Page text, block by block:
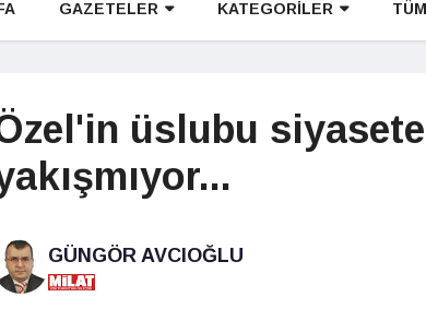
GAZETELER KATEGORİLER
üslubu
GÜNGÖR AVCIOĞLU